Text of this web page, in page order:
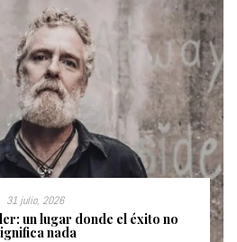
31 julio, 2026
un lugar donde el éxito no
nada